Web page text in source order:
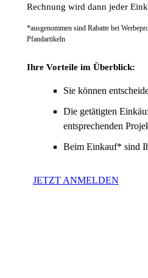
Rechnung wird dann jeder
*ausgenommen sind Rabatte bei
Pfandartikeln
Ihre Vorteile im Überblick:
Sie können
Die getätigten
entsprechenden
Beim Einkauf* sind
JETZT ANMELDEN